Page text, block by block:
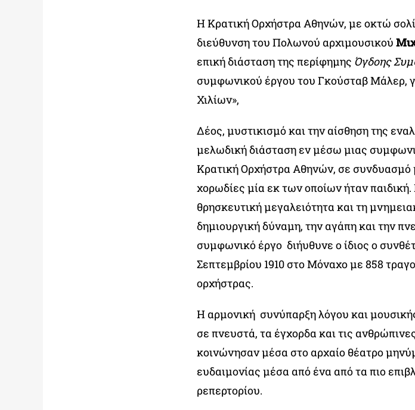
Η Κρατική Ορχήστρα Αθηνών, με οκτώ
διεύθυνση του Πολωνού αρχιμουσικού
επική διάσταση της περίφημης Όγδοης
συμφωνικού έργου του Γκούσταβ Μάλερ,
Χιλίων»,
Δέος, μυστικισμό και την αίσθηση της
μελωδική διάσταση εν μέσω μιας
Κρατική Ορχήστρα Αθηνών, σε συνδυασμό
χορωδίες μία εκ των οποίων ήταν
θρησκευτική μεγαλειότητα και τη
δημιουργική δύναμη, την αγάπη και την
συμφωνικό έργο διήυθυνε ο ίδιος ο
Σεπτεμβρίου 1910 στο Μόναχο με 858
ορχήστρας.
Η αρμονική συνύπαρξη λόγου και
σε πνευστά, τα έγχορδα και τις
κοινώνησαν μέσα στο αρχαίο θέατρο
ευδαιμονίας μέσα από ένα από τα πιο
ρεπερτορίου.